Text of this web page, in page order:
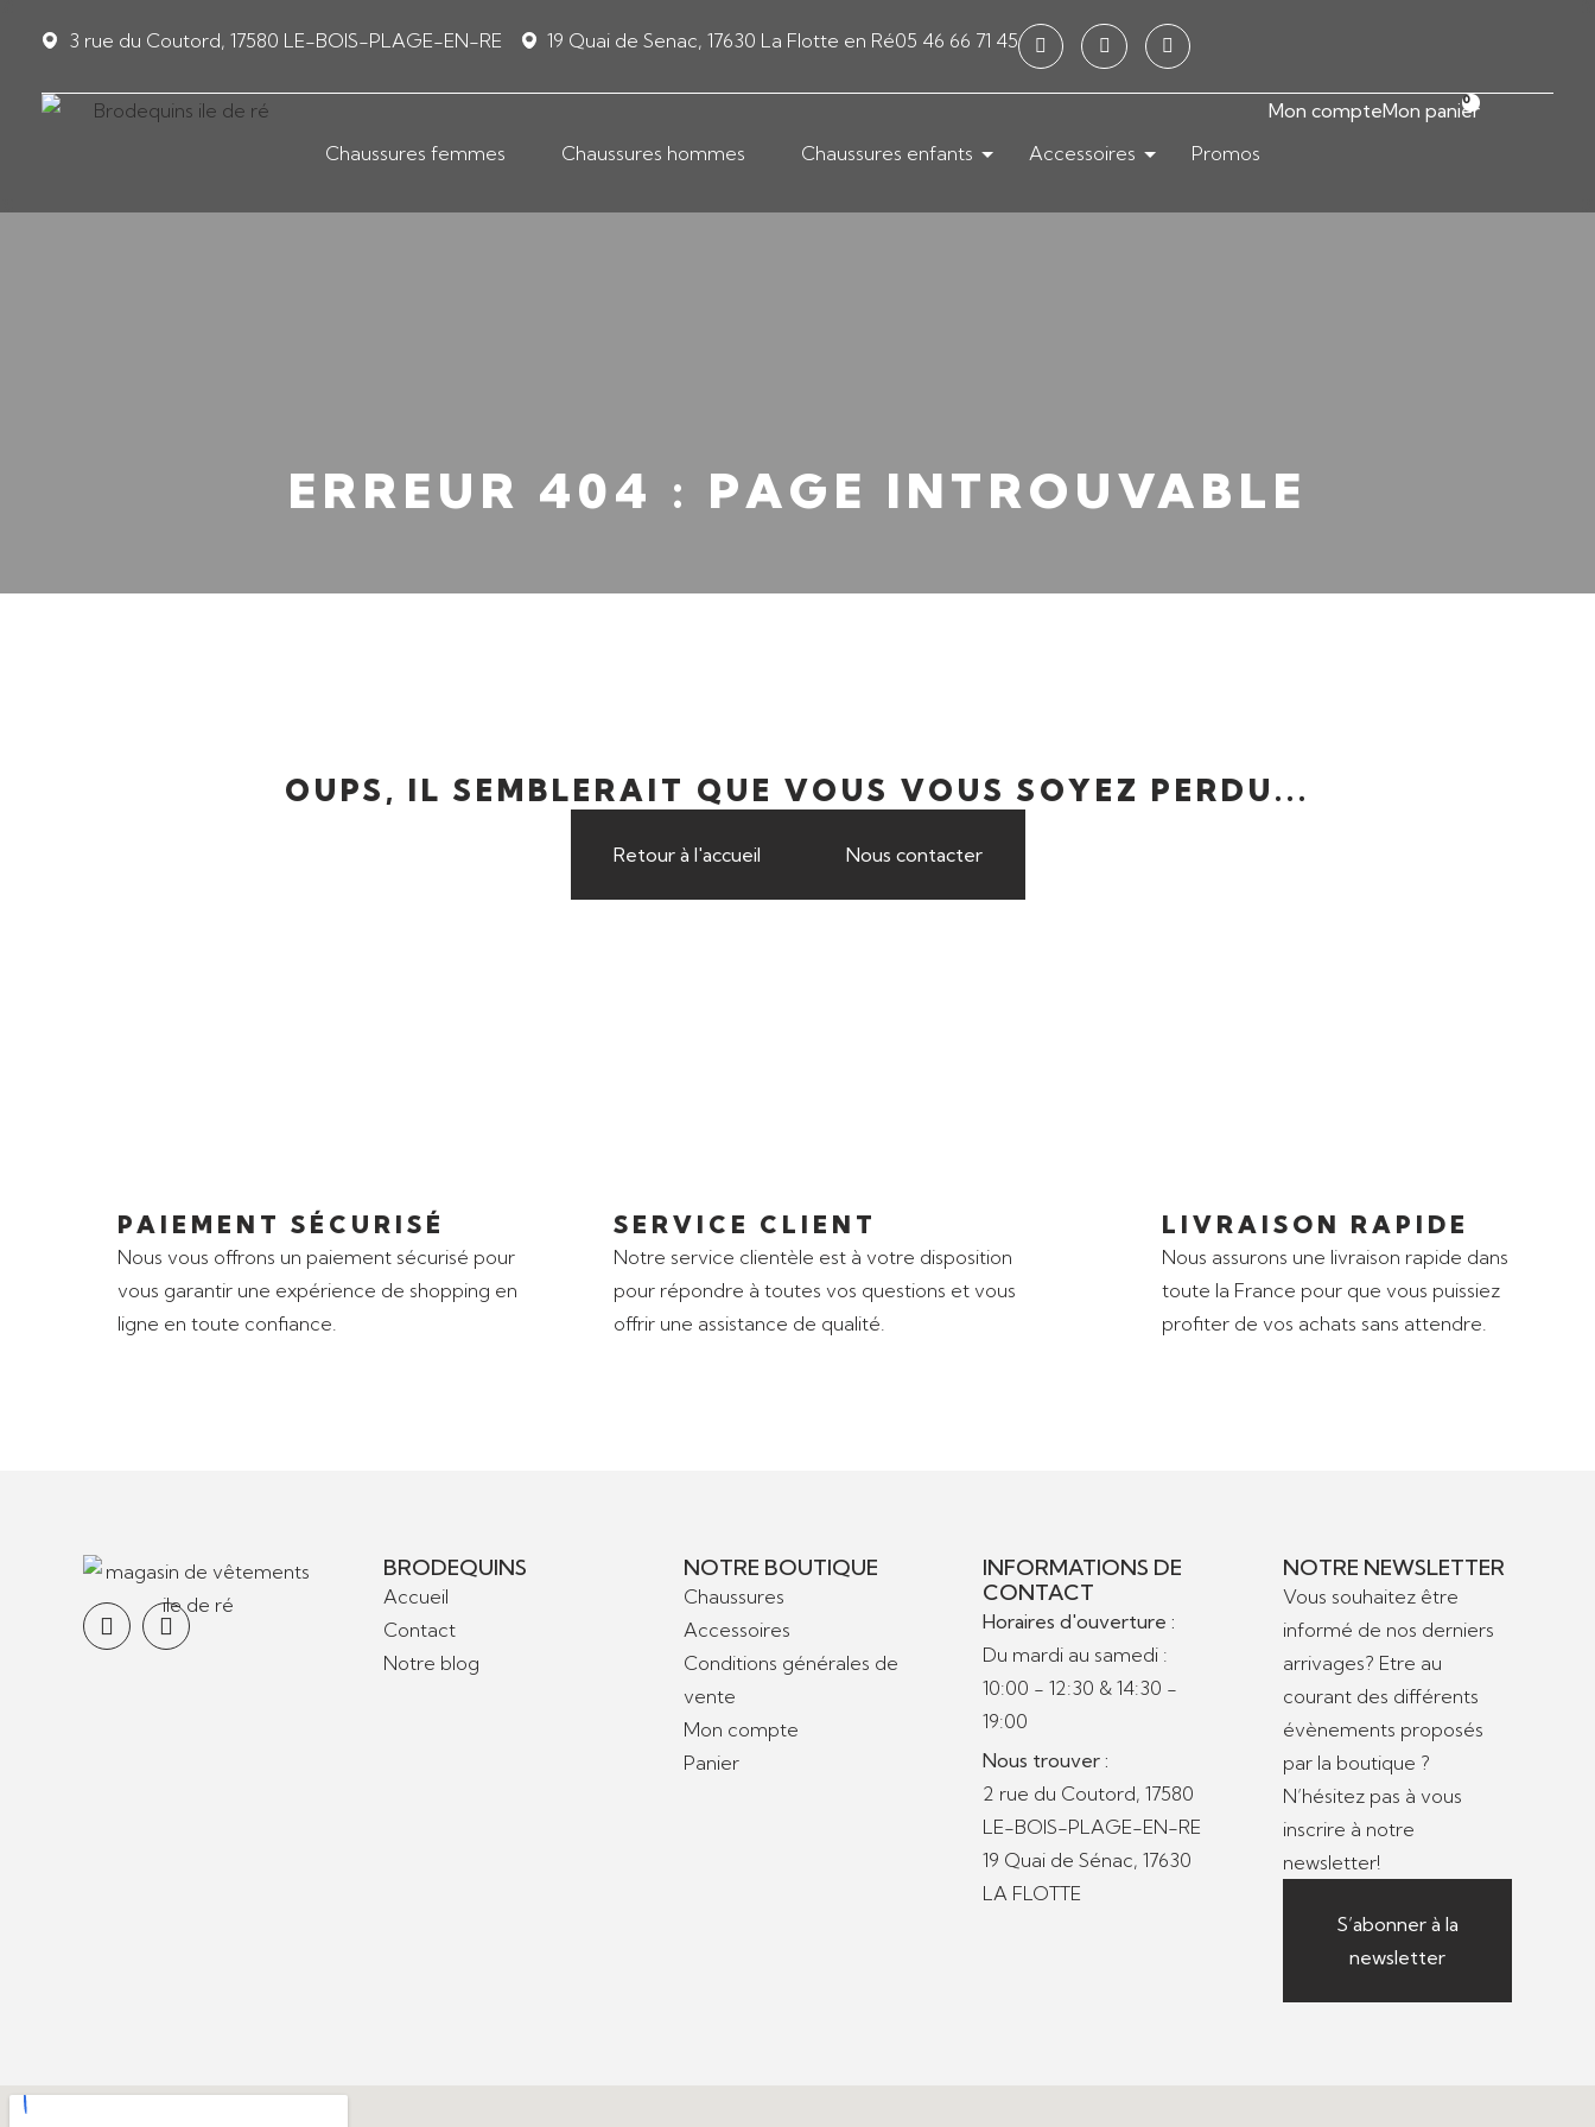
3 rue du Coutord, 17580 LE-BOIS-PLAGE-EN-RE 19 Quai de Senac, 17630 La Flotte en Ré05 46 66 71 45
Chaussures femmes Chaussures hommes Chaussures enfants Accessoires Promos
Mon compteMon panier
0
ERREUR 404 : PAGE INTROUVABLE
OUPS, IL SEMBLERAIT QUE VOUS VOUS SOYEZ PERDU...
Retour à l'accueil Nous contacter
PAIEMENT SÉCURISÉ
Nous vous offrons un paiement sécurisé pour
vous garantir une expérience de shopping en
ligne en toute confiance.
SERVICE CLIENT
Notre service clientèle est à votre disposition
pour répondre à toutes vos questions et vous
offrir une assistance de qualité.
LIVRAISON RAPIDE
Nous assurons une livraison rapide dans
toute la France pour que vous puissiez
profiter de vos achats sans attendre.
BRODEQUINS
Accueil
Contact
Notre blog
NOTRE BOUTIQUE
Chaussures
Accessoires
Conditions générales de
vente
Mon compte
Panier
INFORMATIONS DE
CONTACT
Horaires d'ouverture :
Du mardi au samedi :
10:00 - 12:30 & 14:30 -
19:00
Nous trouver :
2 rue du Coutord, 17580
LE-BOIS-PLAGE-EN-RE
19 Quai de Sénac, 17630
LA FLOTTE
NOTRE NEWSLETTER
Vous souhaitez être
informé de nos derniers
arrivages? Etre au
courant des différents
évènements proposés
par la boutique ?
N’hésitez pas à vous
inscrire à notre
newsletter!
S’abonner à la
newsletter